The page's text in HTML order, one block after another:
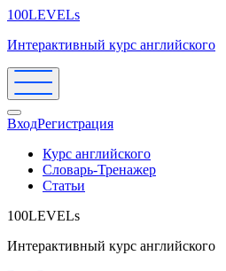
100LEVELs
Интерактивный курс английского
ВходРегистрация
Курс английского
Словарь-Тренажер
Статьи
100LEVELs
Интерактивный курс английского